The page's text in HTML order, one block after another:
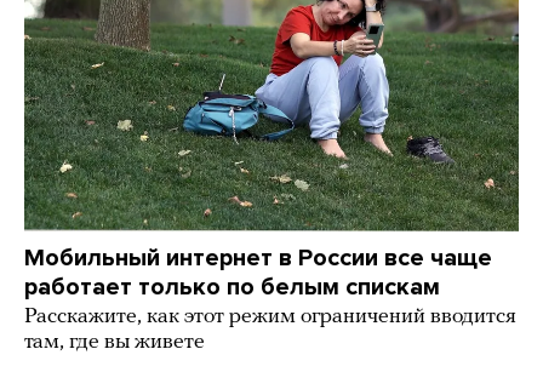
Мобильный интернет в России все чаще
работает только по белым спискам
Расскажите, как этот режим ограничений вводится
там, где вы живете